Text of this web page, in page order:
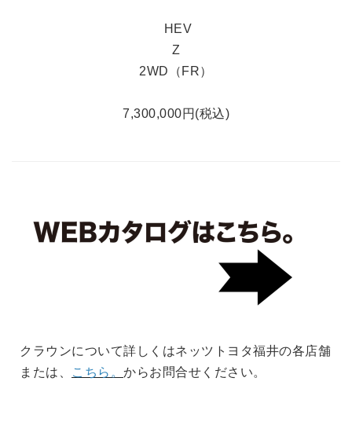
HEV
Z
2WD（FR）
7,300,000円(税込)
クラウンについて詳しくはネッツトヨタ福井の各店舗
または、
こちら。 からお問合せください。